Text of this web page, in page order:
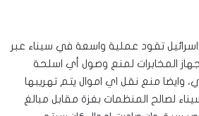
تقود عملية واسعة في سيناء عبر
المخابرات لمنع وصول أي اسلحة
وايضا منع نقل اي اموال يتم تهريبها
لصالح المنظمات بغزة مقابل مبالغ